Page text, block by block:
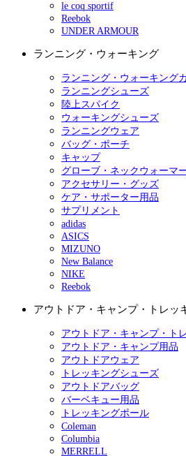
le coq sportif
Reebok
UNDER ARMOUR
ランニング・ウォーキング
ランニング・ウォーキング
ランニングシューズ
陸上スパイク
ウォーキングシューズ
ランニングウェア
バッグ・ポーチ
キャップ
グローブ・ネックウォーマ
アクセサリー・グッズ
ケア・サポーター用品
サプリメント
adidas
ASICS
MIZUNO
New Balance
NIKE
Reebok
アウトドア・キャンプ・トレッ
アウトドア・キャンプ・ト
アウトドア・キャンプ用品
アウトドアウェア
トレッキングシューズ
アウトドアバッグ
バーベキュー用品
トレッキングポール
Coleman
Columbia
MERRELL